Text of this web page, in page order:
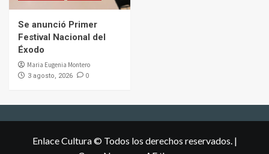
Se anunció Primer
Festival Nacional del
Éxodo
Maria Eugenia Montero
3 agosto, 2026 0
Enlace Cultura © Todos los derechos reservados. |